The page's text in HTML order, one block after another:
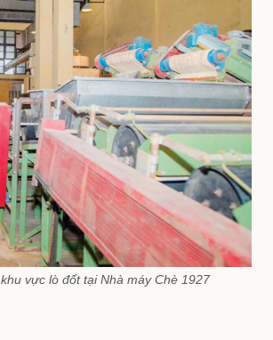
vực lò đốt tại Nhà máy Chè 1927